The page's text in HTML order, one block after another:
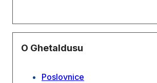
O Ghetaldusu
Poslovnice